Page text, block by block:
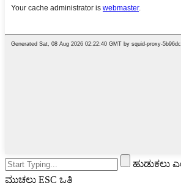
ಹುಡುಕಲು
ಮುಚ್ಚಲು ESC ಒತ್ತಿ